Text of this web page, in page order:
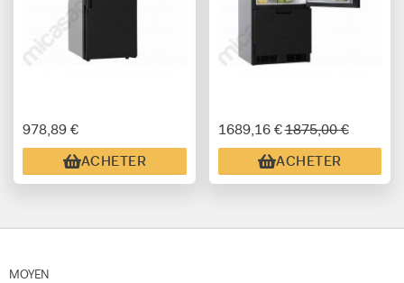
978,89 €
ACHETER
1689,16 €1875,00 €
ACHETER
MOYEN